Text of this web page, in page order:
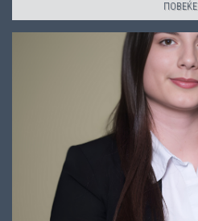
ПОВЕЌЕ